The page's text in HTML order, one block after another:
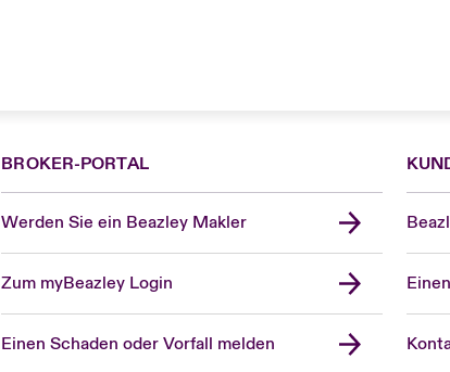
BROKER-PORTAL
Werden Sie ein Beazley Makler
Zum myBeazley Login
Einen Schaden oder Vorfall melden